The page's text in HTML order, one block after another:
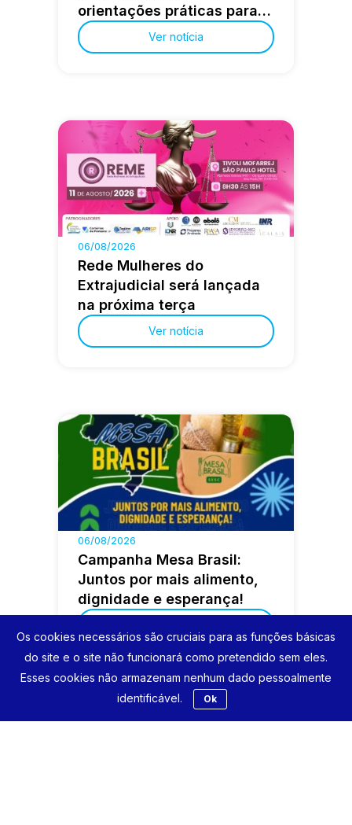
orientações práticas para a
advocacia extrajudicial
Ver notícia
06/08/2026
Rede Mulheres do
Extrajudicial será lançada
na próxima terça
Ver notícia
06/08/2026
Campanha Mesa Brasil:
Juntos por mais alimento,
dignidade e esperança!
Os cookies necessários são cruciais para as funções básicas
do site e o site não funcionará como pretendido sem eles.
Esses cookies não armazenam nenhum dado pessoalmente
identificável.
Ok